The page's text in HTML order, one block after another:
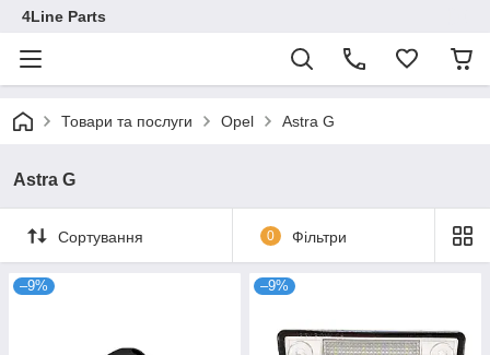
4Line Parts
Товари та послуги Opel Astra G
Astra G
Сортування 0 Фільтри
–9% –9%